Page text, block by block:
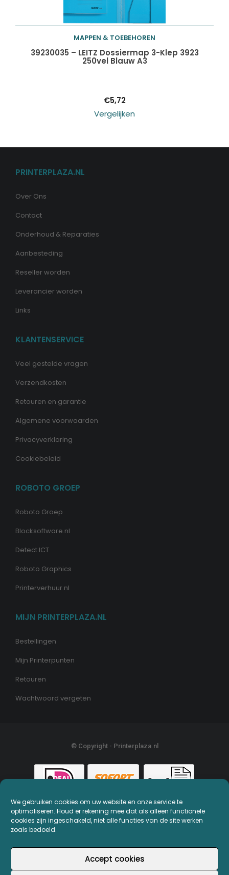
We gebruiken cookies om uw website en onze service te
optimaliseren. Houd er rekening mee dat als alleen functionele
cookies zijn ingeschakeld, niet alle functies van de site werken
zoals bedoeld.
Accept cookies
Toevoegen aan
MAPPEN & TOEBEHOREN
39230035 – LEITZ Dossiermap 3-Klep 3923
250vel Blauw A3
€5,72
Vergelijken
PRINTERPLAZA.NL
Over Ons
Contact
Onderhoud & Reparaties
Aanbesteding
Reseller worden
Leverancier worden
Links
KLANTENSERVICE
Veel gestelde vragen
Verzendkosten
Retouren en garantie
Algemene voorwaarden
Privacyverklaring
Cookiebeleid
ROBOTO GROEP
Roboto Groep
Blocksoftware.nl
Detect ICT
Roboto Graphics
Printerverhuur.nl
MIJN PRINTERPLAZA.NL
Bestellingen
Mijn Printerpunten
Retouren
Wachtwoord vergeten
© Copyright - Printerplaza.nl